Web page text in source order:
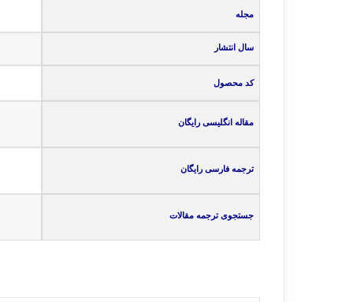
مجله
سال انتشار
کد محصول
مقاله انگلیسی رایگان
ترجمه فارسی رایگان
جستجوی ترجمه مقالات